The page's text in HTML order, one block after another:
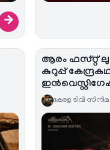
→
ആരം ഫസ്റ്റ്
കുറുപ്പ്
കേരള ടിവി